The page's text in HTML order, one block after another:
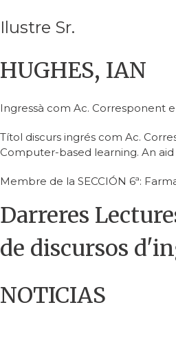
Ilustre Sr.
HUGHES, IAN
Ingressà com Ac. Corresponent
Títol discurs ingrés com Ac.
Computer-based learning. An
Membre de la SECCIÓN 6ª:
Darreres
de discursos
NOTICIAS